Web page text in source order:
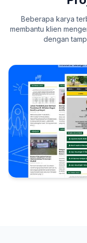
Beberapa karya
membantu klien
dengan